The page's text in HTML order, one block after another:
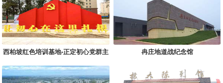
西柏坡红色培训基地-正定初心党群主
冉庄地道战纪念馆